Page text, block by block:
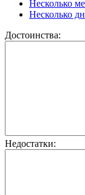
Несколько
Несколько
Достоинства:
Недостатки: